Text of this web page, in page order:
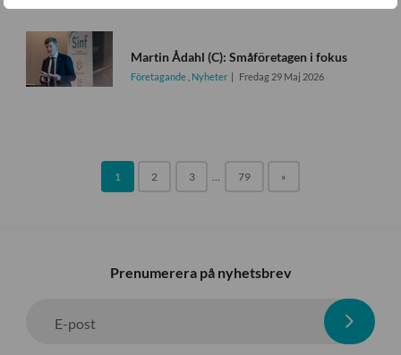
Martin Ådahl (C): Småföretagen i fokus
Företagande Nyheter Fredag 29 Maj 2026
1 2 3 79 »
Prenumerera på nyhetsbrev
E-post